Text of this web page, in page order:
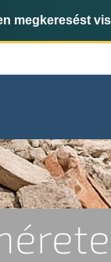
megkeresést